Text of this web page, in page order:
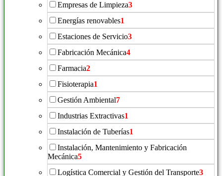
Empresas de Limpieza3
Energías renovables1
Estaciones de Servicio3
Fabricación Mecánica4
Farmacia2
Fisioterapia1
Gestión Ambiental7
Industrias Extractivas1
Instalación de Tuberías1
Instalación, Mantenimiento y Fabricación
Mecánica5
Logística Comercial y Gestión del Transporte3